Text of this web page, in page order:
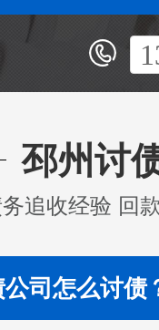
邳州讨
追收经验 回
司怎么讨债